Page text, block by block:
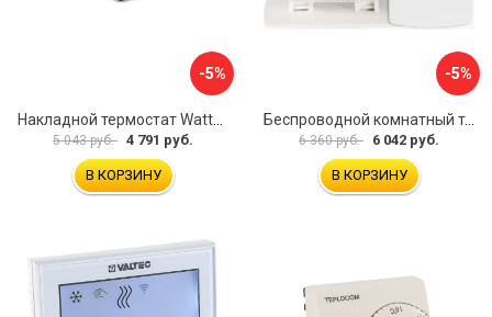
-5%
Накладной термостат Watts WTC 10025518
5 043 руб. 4 791 руб.
В КОРЗИНУ
-5%
Беспроводной комнатный термостат TEPLOCOM TEPLOCOM TS-2AA/3A-RF 914
6 360 руб. 6 042 руб.
В КОРЗИНУ